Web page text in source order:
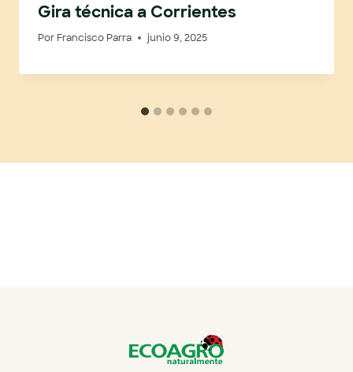
Gira técnica a Corrientes
Por Francisco Parra junio 9, 2025